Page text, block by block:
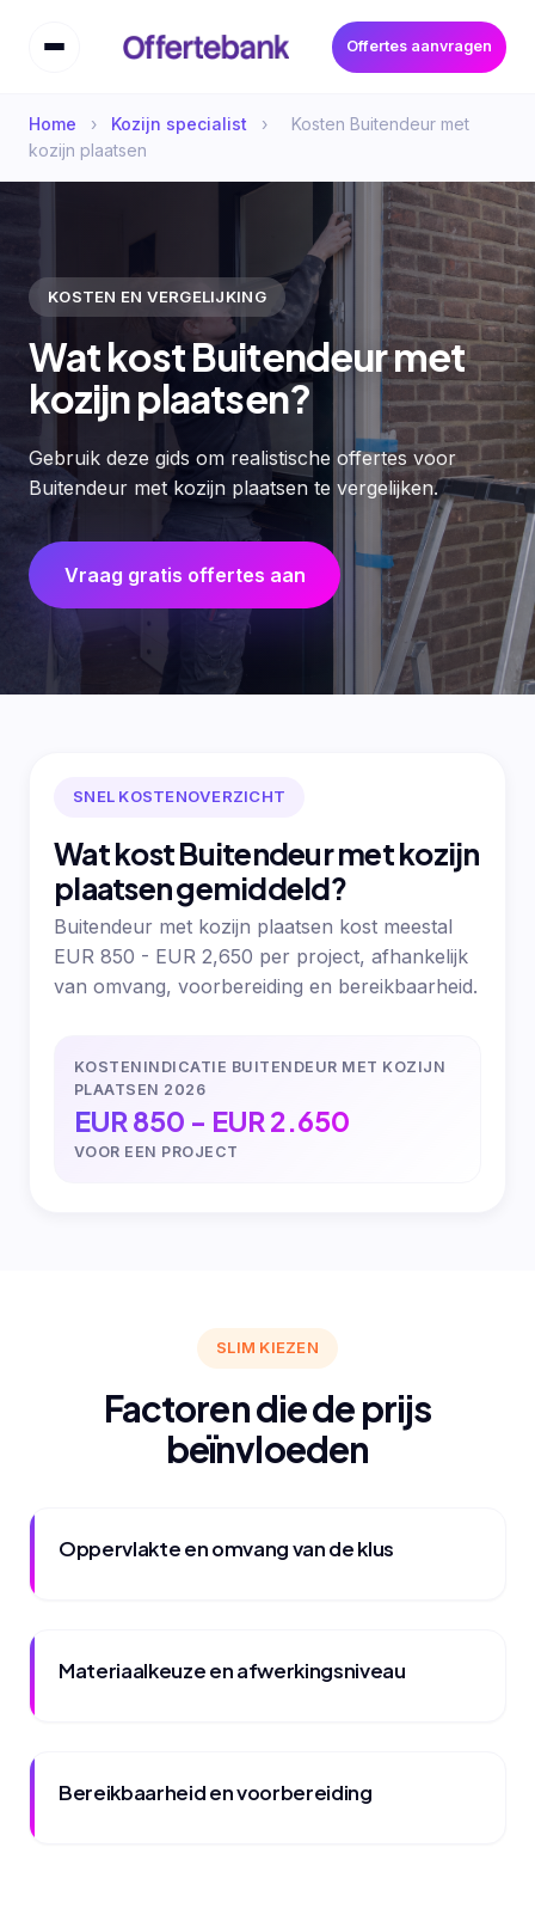
Offertes aanvragen
Home › Kozijn specialist ›
Kosten Buitendeur met
kozijn plaatsen
KOSTEN EN VERGELIJKING
Wat kost Buitendeur met
kozijn plaatsen?
Gebruik deze gids om realistische offertes voor
Buitendeur met kozijn plaatsen te vergelijken.
Vraag gratis offertes aan
SNEL KOSTENOVERZICHT
Wat kost Buitendeur met kozijn
plaatsen gemiddeld?
Buitendeur met kozijn plaatsen kost meestal
EUR 850 - EUR 2,650 per project, afhankelijk
van omvang, voorbereiding en bereikbaarheid.
KOSTENINDICATIE BUITENDEUR MET KOZIJN
PLAATSEN 2026
EUR 850 - EUR 2.650
VOOR EEN PROJECT
SLIM KIEZEN
Factoren die de prijs
beïnvloeden
Oppervlakte en omvang van de klus
Materiaalkeuze en afwerkingsniveau
Bereikbaarheid en voorbereiding